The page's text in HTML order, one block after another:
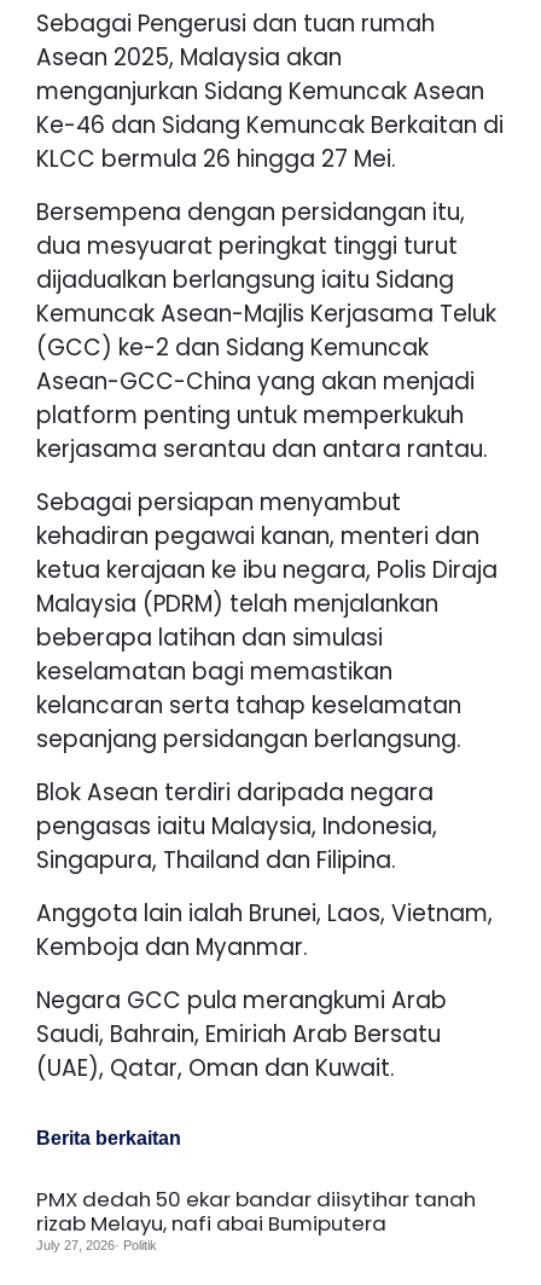
Sebagai Pengerusi dan tuan rumah
Asean 2025, Malaysia akan
menganjurkan Sidang Kemuncak Asean
Ke-46 dan Sidang Kemuncak Berkaitan di
KLCC bermula 26 hingga 27 Mei.
Bersempena dengan persidangan itu,
dua mesyuarat peringkat tinggi turut
dijadualkan berlangsung iaitu Sidang
Kemuncak Asean-Majlis Kerjasama Teluk
(GCC) ke-2 dan Sidang Kemuncak
Asean-GCC-China yang akan menjadi
platform penting untuk memperkukuh
kerjasama serantau dan antara rantau.
Sebagai persiapan menyambut
kehadiran pegawai kanan, menteri dan
ketua kerajaan ke ibu negara, Polis Diraja
Malaysia (PDRM) telah menjalankan
beberapa latihan dan simulasi
keselamatan bagi memastikan
kelancaran serta tahap keselamatan
sepanjang persidangan berlangsung.
Blok Asean terdiri daripada negara
pengasas iaitu Malaysia, Indonesia,
Singapura, Thailand dan Filipina.
Anggota lain ialah Brunei, Laos, Vietnam,
Kemboja dan Myanmar.
Negara GCC pula merangkumi Arab
Saudi, Bahrain, Emiriah Arab Bersatu
(UAE), Qatar, Oman dan Kuwait.
Berita berkaitan
PMX dedah 50 ekar bandar diisytihar tanah
rizab Melayu, nafi abai Bumiputera
July 27, 2026· Politik